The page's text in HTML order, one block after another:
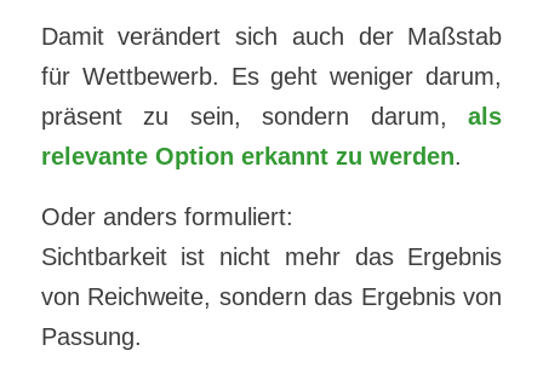
Damit verändert sich auch der Maßstab
für Wettbewerb. Es geht weniger darum,
präsent zu sein, sondern darum,als
relevante Option erkannt zu werden.
Oder anders formuliert:
Sichtbarkeit ist nicht mehr das Ergebnis
von Reichweite, sondern das Ergebnis von
Passung.